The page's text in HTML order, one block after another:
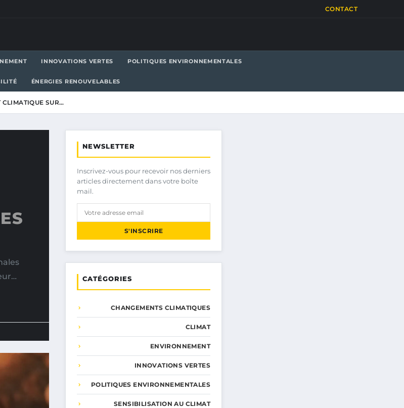
CONTACT
INNOVATIONS VERTES POLITIQUES ENVIRONNEMENTALES
ÉNERGIES RENOUVELABLES
CLIMATIQUE SUR…
NEWSLETTER
Inscrivez-vous pour recevoir nos derniers
articles directement dans votre boîte
mail.
S'INSCRIRE
CATÉGORIES
CHANGEMENTS CLIMATIQUES
CLIMAT
ENVIRONNEMENT
INNOVATIONS VERTES
POLITIQUES ENVIRONNEMENTALES
SENSIBILISATION AU CLIMAT